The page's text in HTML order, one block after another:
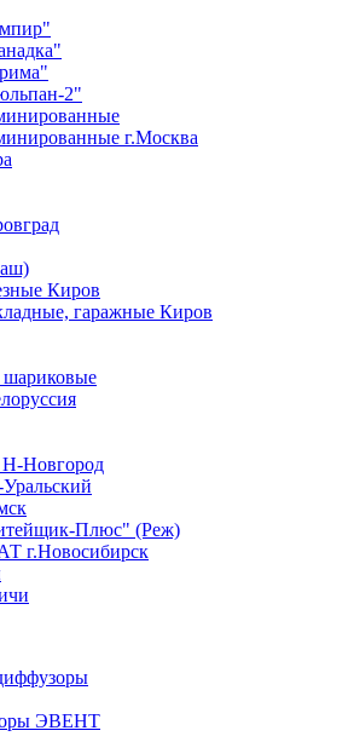
2"
г.Москва
Киров
гаражные Киров
Н-Новгород
Плюс" (Реж)
г.Новосибирск
ЭВЕНТ